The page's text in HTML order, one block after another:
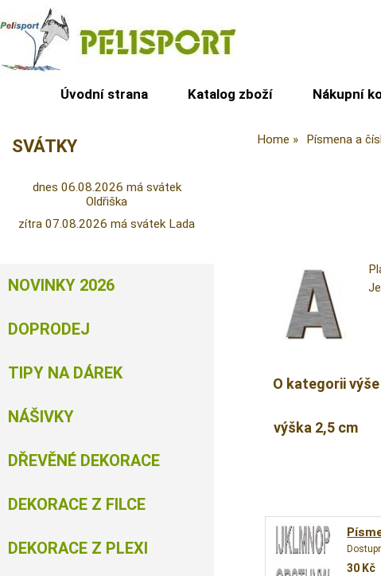
Úvodní strana Katalog zboží Nákupní
Home Písmena a
O kategorii výše
výška 2,5 cm
30 Kč
SVÁTKY
dnes 06.08.2026 má svátek
Oldřiška
zítra 07.08.2026 má svátek Lada
NOVINKY 2026
DOPRODEJ
TIPY NA DÁREK
NÁŠIVKY
DŘEVĚNÉ DEKORACE
DEKORACE Z FILCE
DEKORACE Z PLEXI